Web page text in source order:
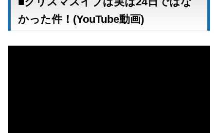
かった件！(YouTube動画)